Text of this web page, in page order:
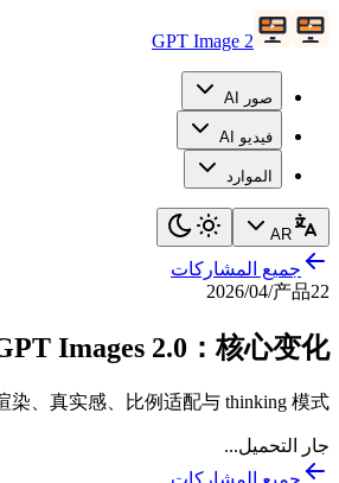
GPT Image 2
صور AI
فيديو AI
الموارد
AR
جميع المشاركات
产品22‏/04‏/2026
Images 2.0：核心变化
、真实感、比例适配与 thinking 模式。
جار التحميل...
جميع المشاركات